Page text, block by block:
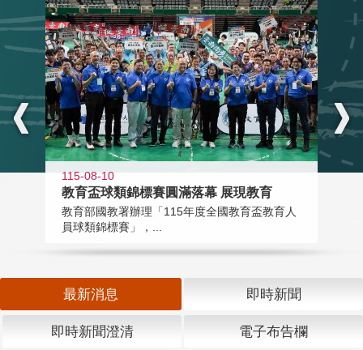
115-08-10
教育盃球類錦標賽圓滿落幕 展現教育
教育部國教署辦理「115年度全國教育盃教育人
員球類錦標賽」，...
最新消息 即時新聞
即時新聞澄清 電子布告欄